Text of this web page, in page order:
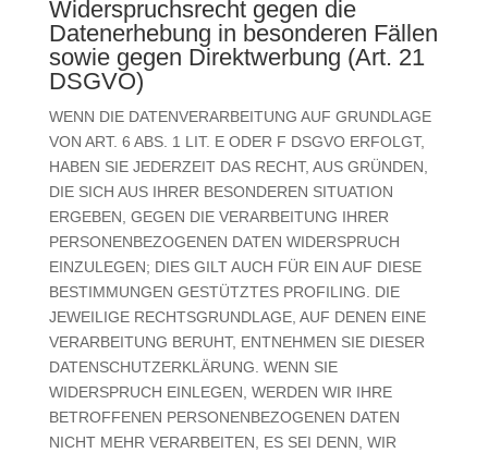
Widerspruchsrecht gegen die
Datenerhebung in besonderen Fällen
sowie gegen Direktwerbung (Art. 21
DSGVO)
WENN DIE DATENVERARBEITUNG AUF GRUNDLAGE
VON ART. 6 ABS. 1 LIT. E ODER F DSGVO ERFOLGT,
HABEN SIE JEDERZEIT DAS RECHT, AUS GRÜNDEN,
DIE SICH AUS IHRER BESONDEREN SITUATION
ERGEBEN, GEGEN DIE VERARBEITUNG IHRER
PERSONENBEZOGENEN DATEN WIDERSPRUCH
EINZULEGEN; DIES GILT AUCH FÜR EIN AUF DIESE
BESTIMMUNGEN GESTÜTZTES PROFILING. DIE
JEWEILIGE RECHTSGRUNDLAGE, AUF DENEN EINE
VERARBEITUNG BERUHT, ENTNEHMEN SIE DIESER
DATENSCHUTZERKLÄRUNG. WENN SIE
WIDERSPRUCH EINLEGEN, WERDEN WIR IHRE
BETROFFENEN PERSONENBEZOGENEN DATEN
NICHT MEHR VERARBEITEN, ES SEI DENN, WIR